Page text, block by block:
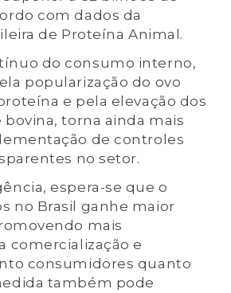
com dados da
de Proteína Animal.
do consumo interno,
popularização do ovo
e pela elevação dos
bovina, torna ainda mais
de controles
no setor.
espera-se que o
no Brasil ganhe maior
mais
comercialização e
consumidores quanto
também pode